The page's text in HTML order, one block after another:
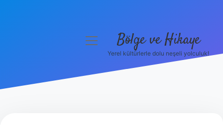
menüyü
Bölge ve Hikaye
Yerel kültürlerle dolu neşeli yolculuk!